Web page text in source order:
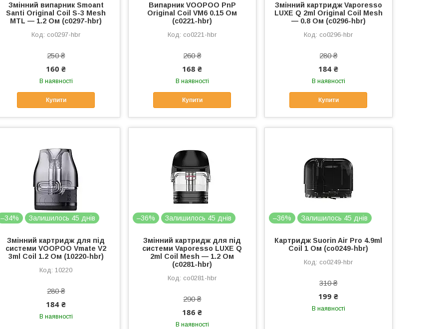
Змінний випарник Smoant
Santi Original Coil S-3 Mesh
MTL — 1.2 Ом (c0297-hbr)
co0297-hbr
250 ₴
160 ₴
В наявності
Купити
Випарник VOOPOO PnP
Original Coil VM6 0.15 Ом
(c0221-hbr)
co0221-hbr
260 ₴
168 ₴
В наявності
Купити
Змінний картридж Vaporesso
LUXE Q 2ml Original Coil Mesh
— 0.8 Ом (c0296-hbr)
co0296-hbr
280 ₴
184 ₴
В наявності
Купити
–34% Залишилось 45 днів
Змінний картридж для під
системи VOOPOO Vmate V2
3ml Coil 1.2 Ом (10220-hbr)
10220
280 ₴
184 ₴
В наявності
–36% Залишилось 45 днів
Змінний картридж для під
системи Vaporesso LUXE Q
2ml Coil Mesh — 1.2 Ом
(c0281-hbr)
co0281-hbr
290 ₴
186 ₴
В наявності
–36% Залишилось 45 днів
Картридж Suorin Air Pro 4.9ml
Coil 1 Ом (co0249-hbr)
co0249-hbr
310 ₴
199 ₴
В наявності